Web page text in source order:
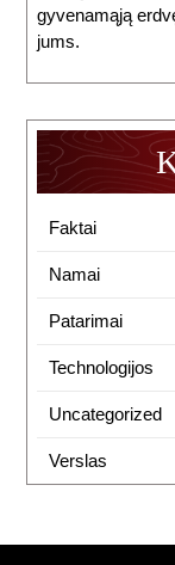
gyvenamąją
jums.
Faktai
Namai
Patarimai
Technologijos
Uncategorized
Verslas